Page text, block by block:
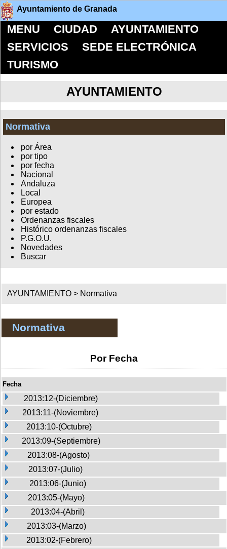
Ayuntamiento de Granada
MENU CIUDAD
AYUNTAMIENTO
SERVICIOS
SEDE ELECTRÓNICA
TURISMO
AYUNTAMIENTO
Normativa
por Área
por tipo
por fecha
Nacional
Andaluza
Local
Europea
por estado
Ordenanzas fiscales
Histórico ordenanzas fiscales
P.G.O.U.
Novedades
Buscar
AYUNTAMIENTO > Normativa
Normativa
Por Fecha
Fecha
2013:12-(Diciembre)
2013:11-(Noviembre)
2013:10-(Octubre)
2013:09-(Septiembre)
2013:08-(Agosto)
2013:07-(Julio)
2013:06-(Junio)
2013:05-(Mayo)
2013:04-(Abril)
2013:03-(Marzo)
2013:02-(Febrero)